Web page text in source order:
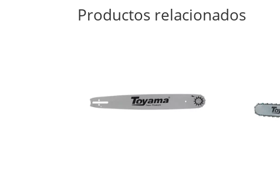
Productos relacionados